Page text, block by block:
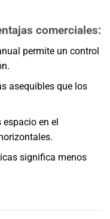
comerciales:
permite un control
asequibles que los
espacio en el
significa menos